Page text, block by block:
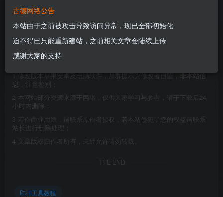
这是从黑果小兵制作的11.0.1的黑苹果系统镜像中提取出来
的四叶草引导文件，四叶草版本是5126.
1修改版本苹果安卓及电脑软件，加群提示为修改者自留，非本站信
息 ，注意鉴别；
2 本网站部分资源来源于网络，仅供大家学习与参考，请于下载后24
小时内删除；
3 若作商业用途，请联系原作者授权，若本站侵犯了您的权益请联系
站长进行删除处理；
4 文章版权归作者所有，未经允许请勿转载。
THE END
工具教程
古德网络公告
本站由于之前被攻击导致访问异常，现已全部初始化
迫不得已只能重新建站，之前相关文章会陆续上传
感谢大家的支持